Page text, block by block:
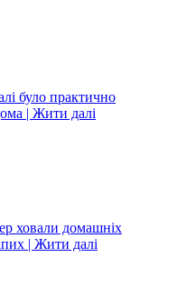
було практично
| Жити далі
ховали домашніх
| Жити далі